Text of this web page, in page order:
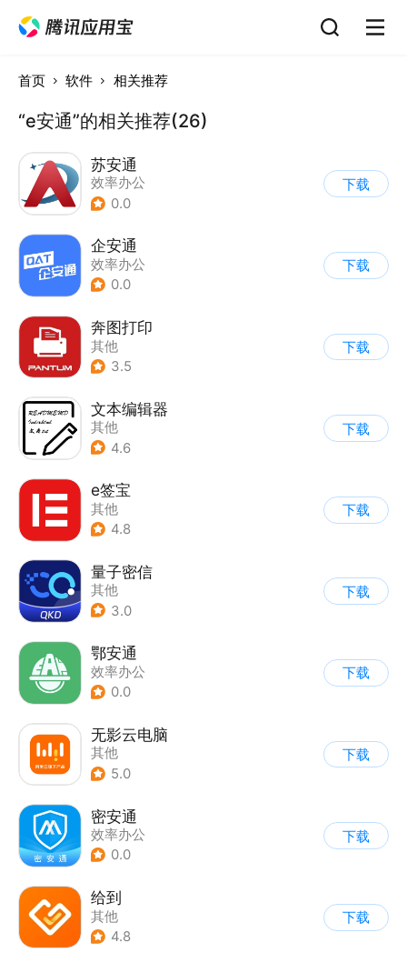
首页 软件 相关推荐
“e安通”的相关推荐(26)
苏安通
效率办公
0.0
下载
企安通
效率办公
0.0
下载
奔图打印
其他
3.5
下载
文本编辑器
其他
4.6
下载
e签宝
其他
4.8
下载
量子密信
其他
3.0
下载
鄂安通
效率办公
0.0
下载
无影云电脑
其他
5.0
下载
密安通
效率办公
0.0
下载
给到
其他
4.8
下载